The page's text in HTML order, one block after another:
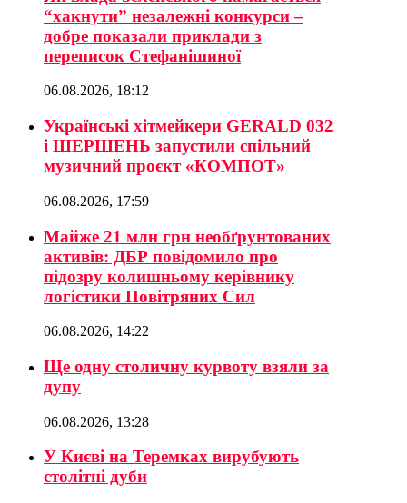
“хакнути” незалежні конкурси –
добре показали приклади з
переписок Стефанішиної
06.08.2026, 18:12
Українські хітмейкери GERALD 032
і ШЕРШЕНЬ запустили спільний
музичний проєкт «КОМПОТ»
06.08.2026, 17:59
Майже 21 млн грн необґрунтованих
активів: ДБР повідомило про
підозру колишньому керівнику
логістики Повітряних Сил
06.08.2026, 14:22
Ще одну столичну курвоту взяли за
дупу
06.08.2026, 13:28
У Києві на Теремках вирубують
столітні дуби